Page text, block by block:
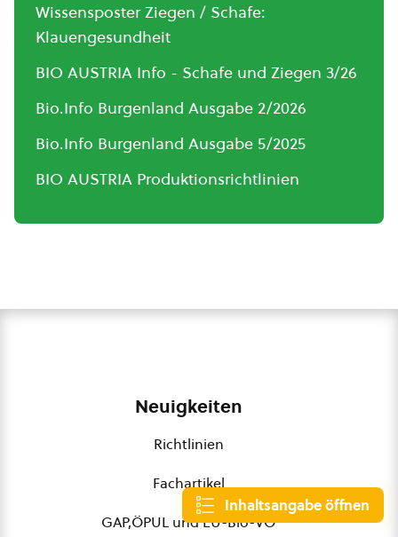
Inhaltsangabe öffnen
Wissensposter Ziegen / Schafe:
Klauengesundheit
BIO AUSTRIA Info - Schafe und Ziegen 3/26
Bio.Info Burgenland Ausgabe 2/2026
Bio.Info Burgenland Ausgabe 5/2025
BIO AUSTRIA Produktionsrichtlinien
Neuigkeiten
Richtlinien
Fachartikel
GAP,ÖPUL und EU-Bio-VO